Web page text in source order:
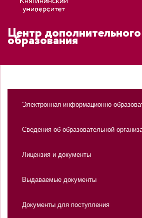
Центр дополнительного
образования
Электронная информационно-
Сведения об образовательной
Лицензия и документы
Выдаваемые документы
Документы для поступления